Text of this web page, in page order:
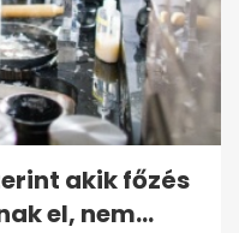
akik főzés
el, nem...